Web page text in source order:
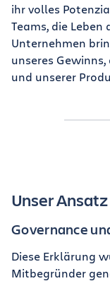
ihr volles
Teams, die Leben
Unternehmen
unseres
und unserer
Unser Ansatz
Governance
Diese Erklärung
Mitbegründer